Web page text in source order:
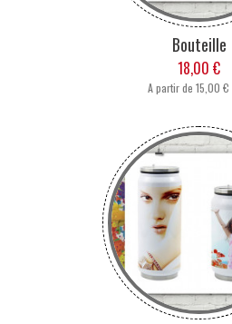
Bouteille
18,00 €
A partir de15,00